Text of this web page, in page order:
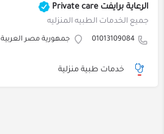
الرعاية برايفت Private care
جميع الخدمات الطبيه المنزليه
01013109084 جمهورية مصر العربية
خدمات طبية منزلية